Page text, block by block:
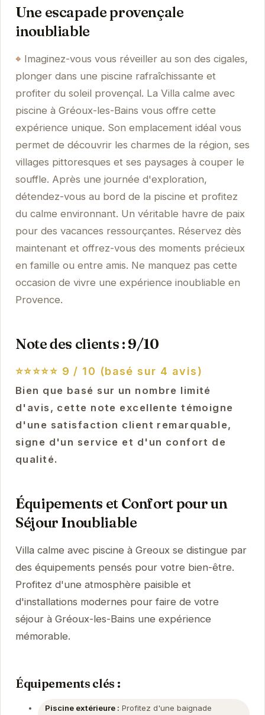
Une escapade provençale
inoubliable
Imaginez-vous vous réveiller au son des cigales,
plonger dans une piscine rafraîchissante et
profiter du soleil provençal. La Villa calme avec
piscine à Gréoux-les-Bains vous offre cette
expérience unique. Son emplacement idéal vous
permet de découvrir les charmes de la région, ses
villages pittoresques et ses paysages à couper le
souffle. Après une journée d'exploration,
détendez-vous au bord de la piscine et profitez
du calme environnant. Un véritable havre de paix
pour des vacances ressourçantes. Réservez dès
maintenant et offrez-vous des moments précieux
en famille ou entre amis. Ne manquez pas cette
occasion de vivre une expérience inoubliable en
Provence.
Note des clients : 9/10
⭐⭐⭐⭐⭐ 9 / 10 (basé sur 4 avis)
Bien que basé sur un nombre limité
d'avis, cette note excellente témoigne
d'une satisfaction client remarquable,
signe d'un service et d'un confort de
qualité.
Équipements et Confort pour un
Séjour Inoubliable
Villa calme avec piscine à Greoux se distingue par
des équipements pensés pour votre bien-être.
Profitez d'une atmosphère paisible et
d'installations modernes pour faire de votre
séjour à Gréoux-les-Bains une expérience
mémorable.
Équipements clés :
Piscine extérieure : Profitez d'une baignade